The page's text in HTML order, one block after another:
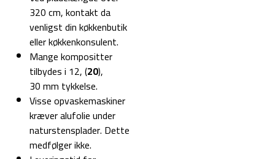
320 cm, kontakt da
venligst din køkkenbutik
eller køkkenkonsulent.
Mange kompositter
tilbydes i 12, (20),
30 mm tykkelse.
Visse opvaskemaskiner
kræver alufolie under
naturstensplader. Dette
medfølger ikke.